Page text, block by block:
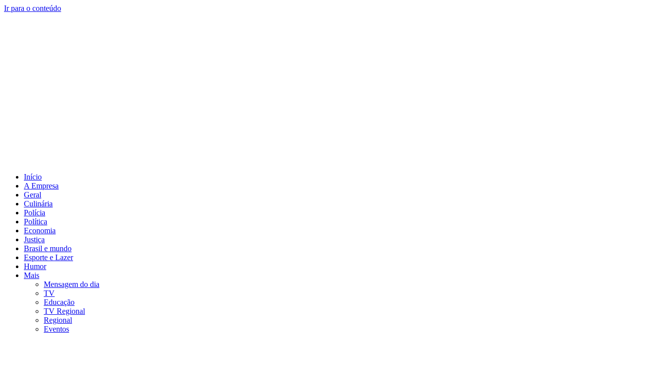
Ir para o conteúdo
Início
A Empresa
Geral
Culinária
Polícia
Política
Economia
Justiça
Brasil e mundo
Esporte e Lazer
Humor
Mais
Mensagem do dia
TV
Educação
TV Regional
Regional
Eventos